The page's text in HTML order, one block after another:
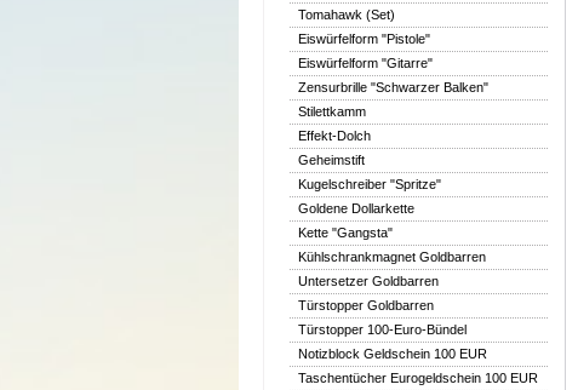
Tomahawk (Set)
Eiswürfelform "Pistole"
Eiswürfelform "Gitarre"
Zensurbrille "Schwarzer Balken"
Stilettkamm
Effekt-Dolch
Geheimstift
Kugelschreiber "Spritze"
Goldene Dollarkette
Kette "Gangsta"
Kühlschrankmagnet Goldbarren
Untersetzer Goldbarren
Türstopper Goldbarren
Türstopper 100-Euro-Bündel
Notizblock Geldschein 100 EUR
Taschentücher Eurogeldschein 100 EUR